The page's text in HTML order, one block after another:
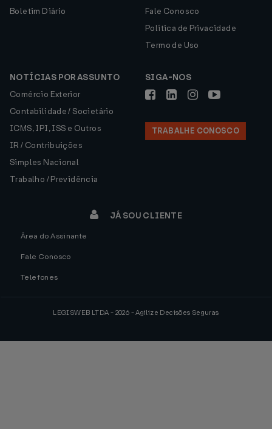
Boletim Diário
Fale Conosco
Política de Privacidade
Termo de Uso
NOTÍCIAS POR ASSUNTO
Comércio Exterior
Contabilidade / Societário
ICMS, IPI, ISS e Outros
IR / Contribuições
Simples Nacional
Trabalho / Previdência
SIGA-NOS
TRABALHE CONOSCO
JÁ SOU CLIENTE
Área do Assinante
Fale Conosco
Telefones
LEGISWEB LTDA - 2026 - Agilize Decisões Seguras